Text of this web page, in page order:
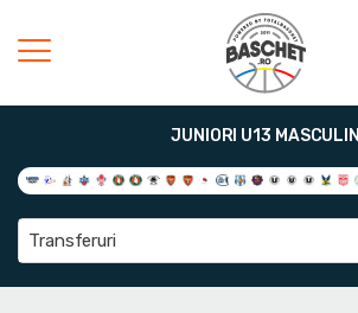
JUNIORI U13 MASCULIN
Transferuri